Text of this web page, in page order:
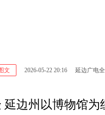
文 2026-05-22 20:16 延边广电
延边州以博物馆